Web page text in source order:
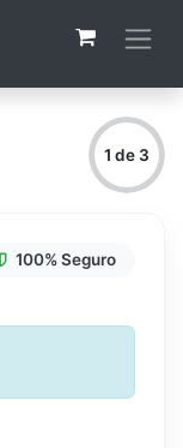
1 de 3
100% Seguro